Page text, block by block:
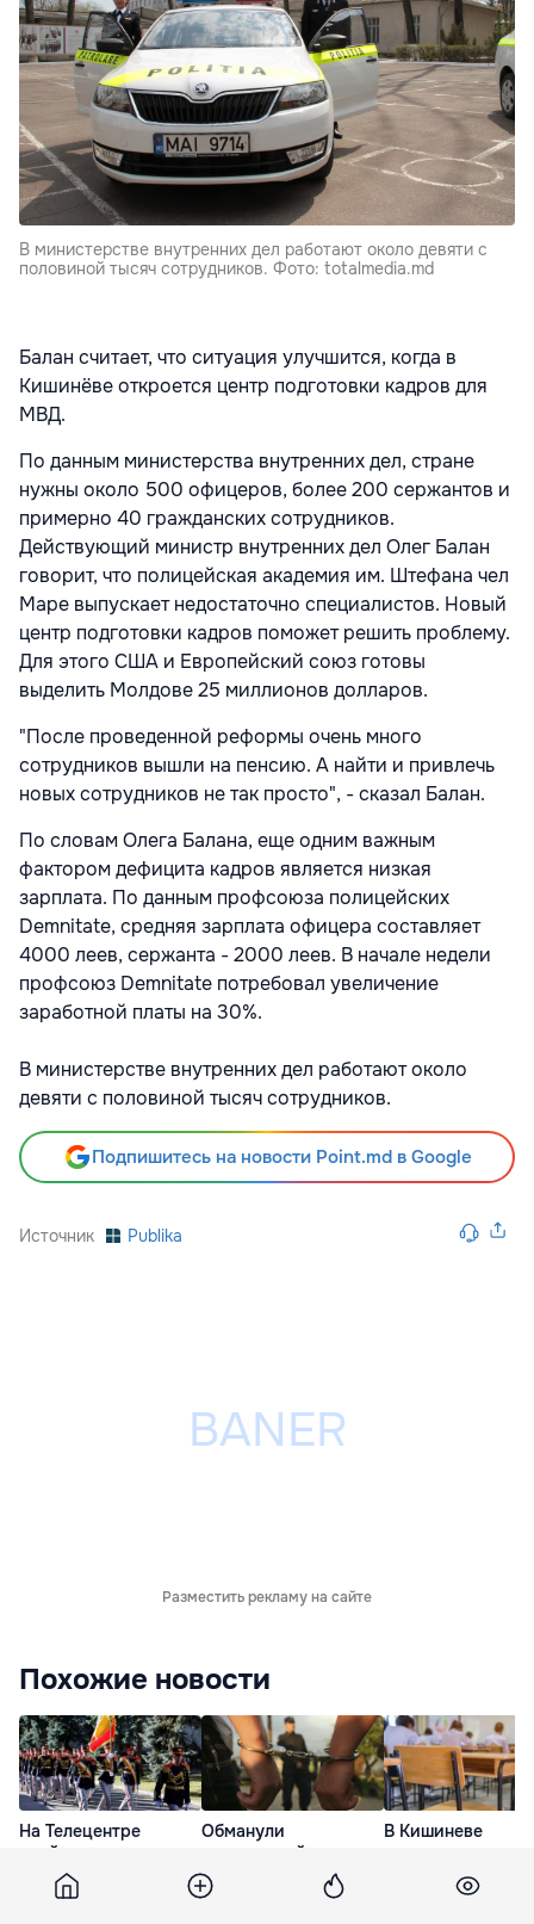
В министерстве внутренних дел работают около девяти с
половиной тысяч сотрудников. Фото: totalmedia.md
Балан считает, что ситуация улучшится, когда в
Кишинёве откроется центр подготовки кадров для
МВД.
По данным министерства внутренних дел, стране
нужны около 500 офицеров, более 200 сержантов и
примерно 40 гражданских сотрудников.
Действующий министр внутренних дел Олег Балан
говорит, что полицейская академия им. Штефана чел
Маре выпускает недостаточно специалистов. Новый
центр подготовки кадров поможет решить проблему.
Для этого США и Европейский союз готовы
выделить Молдове 25 миллионов долларов.
"После проведенной реформы очень много
сотрудников вышли на пенсию. А найти и привлечь
новых сотрудников не так просто", - сказал Балан.
По словам Олега Балана, еще одним важным
фактором дефицита кадров является низкая
зарплата. По данным профсоюза полицейских
Demnitate, средняя зарплата офицера составляет
4000 леев, сержанта - 2000 леев. В начале недели
профсоюз Demnitate потребовал увеличение
заработной платы на 30%.
В министерстве внутренних дел работают около
девяти с половиной тысяч сотрудников.
Подпишитесь на новости Point.md в Google
Источник Publika
Разместить рекламу на сайте
Похожие новости
На Телецентре
пройдут репетиции
парада: водителей
предупредили о
Обманули
покупателей квартир
в Сочи и прятались в
Молдове: их
В Кишиневе
этап приема в
лицейские